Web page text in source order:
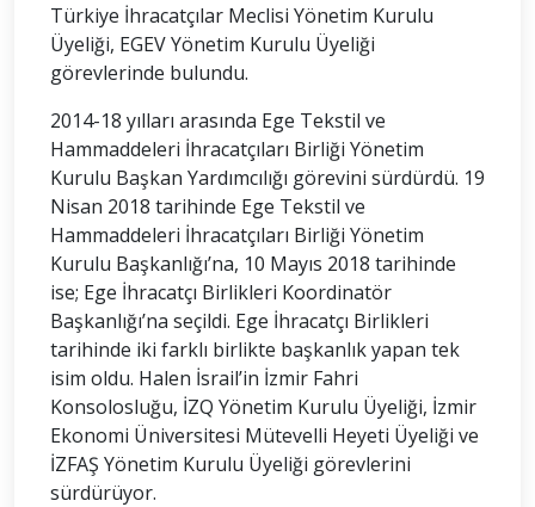
Türkiye İhracatçılar Meclisi Yönetim Kurulu
Üyeliği, EGEV Yönetim Kurulu Üyeliği
görevlerinde bulundu.
2014-18 yılları arasında Ege Tekstil ve
Hammaddeleri İhracatçıları Birliği Yönetim
Kurulu Başkan Yardımcılığı görevini sürdürdü. 19
Nisan 2018 tarihinde Ege Tekstil ve
Hammaddeleri İhracatçıları Birliği Yönetim
Kurulu Başkanlığı’na, 10 Mayıs 2018 tarihinde
ise; Ege İhracatçı Birlikleri Koordinatör
Başkanlığı’na seçildi. Ege İhracatçı Birlikleri
tarihinde iki farklı birlikte başkanlık yapan tek
isim oldu. Halen İsrail’in İzmir Fahri
Konsolosluğu, İZQ Yönetim Kurulu Üyeliği, İzmir
Ekonomi Üniversitesi Mütevelli Heyeti Üyeliği ve
İZFAŞ Yönetim Kurulu Üyeliği görevlerini
sürdürüyor.